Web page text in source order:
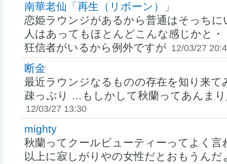
南華老仙「再生（リボーン）」
恋姫ラウンジがあるから普通はそっちに
人はあってもほとんどこんな感じかと・
狂信者がいるから例外ですが 12/03/27
断金
最近ラウンジなるものの存在を知り来
疎っぷり …もしかして秋蘭ってあんま
12/03/27 13:30
mighty
秋蘭ってクールビューティーってよく言
以上に寂しがりやの女性だとおもうんだ